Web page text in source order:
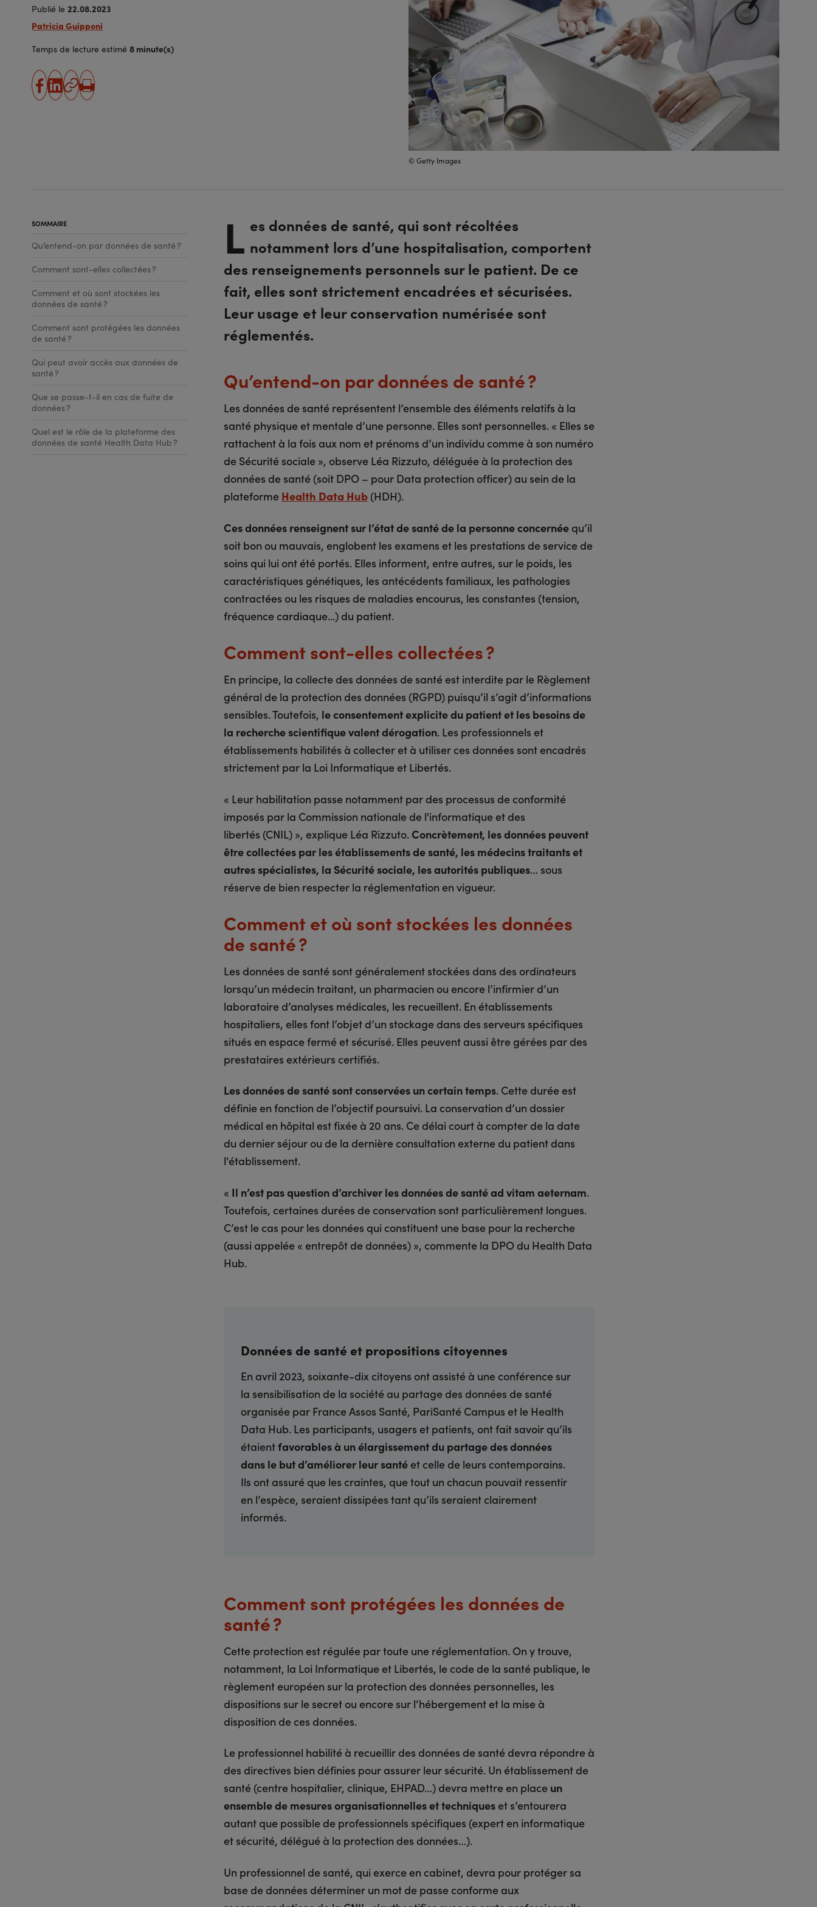
Publié le 22.08.2023
Patricia Guipponi
Temps de lecture estimé 8 minute(s)
partager
partager
Copier
Imprimer
© Getty Images
SOMMAIRE
Qu’entend-on par données de santé ?
Comment sont-elles collectées ?
Comment et où sont stockées les
données de santé ?
Comment sont protégées les données
de santé ?
Qui peut avoir accès aux données de
santé ?
Que se passe-t-il en cas de fuite de
données ?
Quel est le rôle de la plateforme des
données de santé Health Data Hub ?
L es données de santé, qui sont récoltées
notamment lors d’une hospitalisation, comportent
des renseignements personnels sur le patient. De ce
fait, elles sont strictement encadrées et sécurisées.
Leur usage et leur conservation numérisée sont
réglementés.
Qu’entend-on par données de santé ?
Les données de santé représentent l’ensemble des éléments relatifs à la
santé physique et mentale d’une personne. Elles sont personnelles. « Elles se
rattachent à la fois aux nom et prénoms d’un individu comme à son numéro
de Sécurité sociale », observe Léa Rizzuto, déléguée à la protection des
données de santé (soit DPO – pour Data protection officer) au sein de la
plateforme Health Data Hub (HDH).
Ces données renseignent sur l’état de santé de la personne concernée qu’il
soit bon ou mauvais, englobent les examens et les prestations de service de
soins qui lui ont été portés. Elles informent, entre autres, sur le poids, les
caractéristiques génétiques, les antécédents familiaux, les pathologies
contractées ou les risques de maladies encourus, les constantes (tension,
fréquence cardiaque...) du patient.
Comment sont-elles collectées ?
En principe, la collecte des données de santé est interdite par le Règlement
général de la protection des données (RGPD) puisqu’il s’agit d’informations
sensibles. Toutefois, le consentement explicite du patient et les besoins de
la recherche scientifique valent dérogation. Les professionnels et
établissements habilités à collecter et à utiliser ces données sont encadrés
strictement par la Loi Informatique et Libertés.
« Leur habilitation passe notamment par des processus de conformité
imposés par la Commission nationale de l'informatique et des
libertés (CNIL) », explique Léa Rizzuto. Concrètement, les données peuvent
être collectées par les établissements de santé, les médecins traitants et
autres spécialistes, la Sécurité sociale, les autorités publiques… sous
réserve de bien respecter la réglementation en vigueur.
Comment et où sont stockées les données
de santé ?
Les données de santé sont généralement stockées dans des ordinateurs
lorsqu’un médecin traitant, un pharmacien ou encore l’infirmier d’un
laboratoire d’analyses médicales, les recueillent. En établissements
hospitaliers, elles font l’objet d’un stockage dans des serveurs spécifiques
situés en espace fermé et sécurisé. Elles peuvent aussi être gérées par des
prestataires extérieurs certifiés.
Les données de santé sont conservées un certain temps. Cette durée est
définie en fonction de l’objectif poursuivi. La conservation d’un dossier
médical en hôpital est fixée à 20 ans. Ce délai court à compter de la date
du dernier séjour ou de la dernière consultation externe du patient dans
l'établissement.
« Il n’est pas question d’archiver les données de santé ad vitam aeternam.
Toutefois, certaines durées de conservation sont particulièrement longues.
C’est le cas pour les données qui constituent une base pour la recherche
(aussi appelée « entrepôt de données) », commente la DPO du Health Data
Hub.
Données de santé et propositions citoyennes
En avril 2023, soixante-dix citoyens ont assisté à une conférence sur
la sensibilisation de la société au partage des données de santé
organisée par France Assos Santé, PariSanté Campus et le Health
Data Hub. Les participants, usagers et patients, ont fait savoir qu’ils
étaientfavorables à un élargissement du partage des données
dans le but d’améliorer leur santé et celle de leurs contemporains.
Ils ont assuré que les craintes, que tout un chacun pouvait ressentir
en l’espèce, seraient dissipées tant qu’ils seraient clairement
informés.
Comment sont protégées les données de
santé ?
Cette protection est régulée par toute une réglementation. On y trouve,
notamment, la Loi Informatique et Libertés, le code de la santé publique, le
règlement européen sur la protection des données personnelles, les
dispositions sur le secret ou encore sur l’hébergement et la mise à
disposition de ces données.
Le professionnel habilité à recueillir des données de santé devra répondre à
des directives bien définies pour assurer leur sécurité. Un établissement de
santé (centre hospitalier, clinique, EHPAD…) devra mettre en place un
ensemble de mesures organisationnelles et techniques et s’entourera
autant que possible de professionnels spécifiques (expert en informatique
et sécurité, délégué à la protection des données…).
Un professionnel de santé, qui exerce en cabinet, devra pour protéger sa
base de données déterminer un mot de passe conforme aux